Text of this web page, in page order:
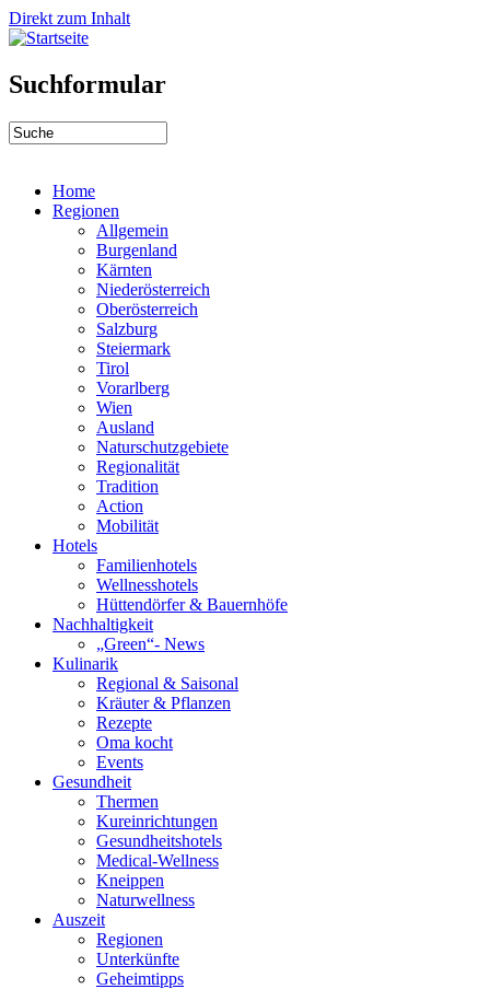
Direkt zum Inhalt
Suchformular
Home
Regionen
Allgemein
Burgenland
Kärnten
Niederösterreich
Oberösterreich
Salzburg
Steiermark
Tirol
Vorarlberg
Wien
Ausland
Naturschutzgebiete
Regionalität
Tradition
Action
Mobilität
Hotels
Familienhotels
Wellnesshotels
Hüttendörfer & Bauernhöfe
Nachhaltigkeit
„Green“- News
Kulinarik
Regional & Saisonal
Kräuter & Pflanzen
Rezepte
Oma kocht
Events
Gesundheit
Thermen
Kureinrichtungen
Gesundheitshotels
Medical-Wellness
Kneippen
Naturwellness
Auszeit
Regionen
Unterkünfte
Geheimtipps